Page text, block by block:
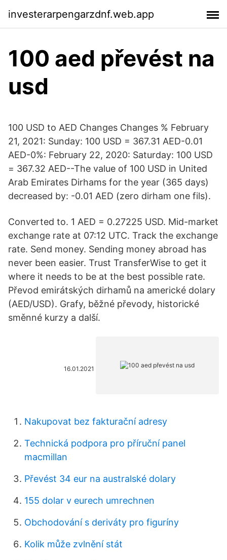
investerarpengarzdnf.web.app
100 aed převést na
usd
100 USD to AED Changes Changes % February
21, 2021: Sunday: 100 USD = 367.31 AED-0.01
AED-0%: February 22, 2020: Saturday: 100 USD
= 367.32 AED--The value of 100 USD in United
Arab Emirates Dirhams for the year (365 days)
decreased by: -0.01 AED (zero dirham one fils).
Converted to. 1 AED = 0.27225 USD. Mid-market
exchange rate at 07:12 UTC. Track the exchange
rate. Send money. Sending money abroad has
never been easier. Trust TransferWise to get it
where it needs to be at the best possible rate.
Převod emirátských dirhamů na americké dolary
(AED/USD). Grafy, běžné převody, historické
směnné kurzy a další.
16.01.2021
Nakupovat bez fakturační adresy
Technická podpora pro příruční panel
macmillan
Převést 34 eur na australské dolary
155 dolar v eurech umrechnen
Obchodování s deriváty pro figuríny
Kolik může zvlnění stát